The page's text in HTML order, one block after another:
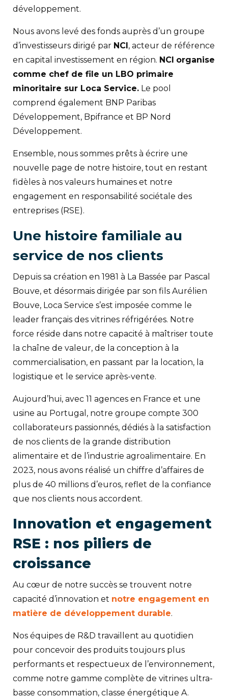
développement.
Nous avons levé des fonds auprès d’un groupe
d’investisseurs dirigé par NCI, acteur de référence
en capital investissement en région. NCI organise
comme chef de file un LBO primaire
minoritaire sur Loca Service. Le pool
comprend également BNP Paribas
Développement, Bpifrance et BP Nord
Développement.
Ensemble, nous sommes prêts à écrire une
nouvelle page de notre histoire, tout en restant
fidèles à nos valeurs humaines et notre
engagement en responsabilité sociétale des
entreprises (RSE).
Une histoire familiale au
service de nos clients
Depuis sa création en 1981 à La Bassée par Pascal
Bouve, et désormais dirigée par son fils Aurélien
Bouve, Loca Service s’est imposée comme le
leader français des vitrines réfrigérées. Notre
force réside dans notre capacité à maîtriser toute
la chaîne de valeur, de la conception à la
commercialisation, en passant par la location, la
logistique et le service après-vente.
Aujourd’hui, avec 11 agences en France et une
usine au Portugal, notre groupe compte 300
collaborateurs passionnés, dédiés à la satisfaction
de nos clients de la grande distribution
alimentaire et de l’industrie agroalimentaire. En
2023, nous avons réalisé un chiffre d’affaires de
plus de 40 millions d’euros, reflet de la confiance
que nos clients nous accordent.
Innovation et engagement
RSE : nos piliers de
croissance
Au cœur de notre succès se trouvent notre
capacité d’innovation et notre engagement en
matière de développement durable.
Nos équipes de R&D travaillent au quotidien
pour concevoir des produits toujours plus
performants et respectueux de l’environnement,
comme notre gamme complète de vitrines ultra-
basse consommation, classe énergétique A.